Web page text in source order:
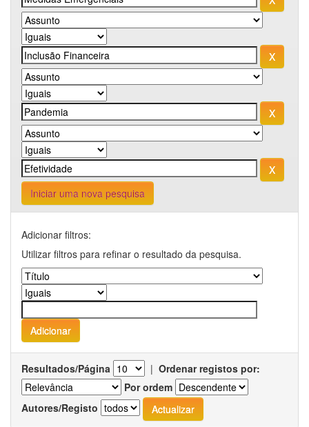
Iniciar uma nova pesquisa
Adicionar filtros:
Utilizar filtros para refinar o resultado da pesquisa.
Resultados/Página | Ordenar registos por:
Por ordem
Autores/Registo